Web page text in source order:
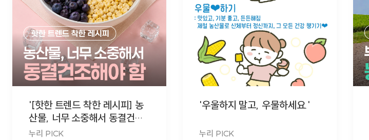
'[핫한 트렌드 착한 레시피] 농
산물, 너무 소중해서 동결건조
해야 함'
누리 PICK
'우울하지 말고, 우물하세요.'
누리 PICK